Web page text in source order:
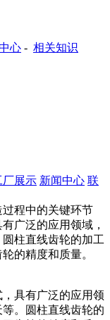
心 - 相关知识
厂展示 新闻中心 联
程中的关键环节
广泛的应用领域，
柱直线齿轮的加工
的精度和质量。
具有广泛的应用领
。圆柱直线齿轮的